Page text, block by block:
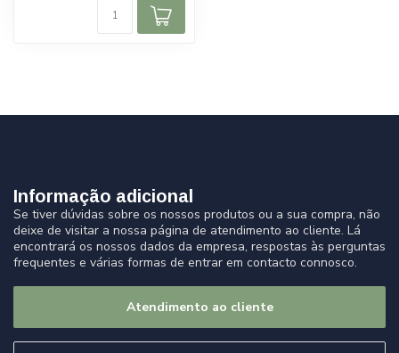
Informação adicional
Se tiver dúvidas sobre os nossos produtos ou a sua compra, não
deixe de visitar a nossa página de atendimento ao cliente. Lá
encontrará os nossos dados da empresa, respostas às perguntas
frequentes e várias formas de entrar em contacto connosco.
Atendimento ao cliente